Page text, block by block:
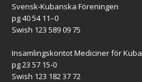
Svensk-Kubanska Föreningen
pg 40 54 11–0
Swish 123 589 09 75
Insamlingskontot Mediciner för Kuba
pg 23 57 15-0
Swish 123 182 37 72